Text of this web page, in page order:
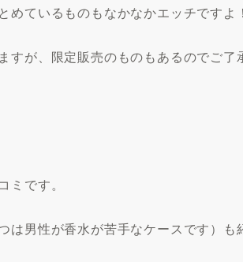
めているものもなかなかエッチですよ！
すが、限定販売のものもあるのでご了
ミです。
は男性が香水が苦手なケースです）も